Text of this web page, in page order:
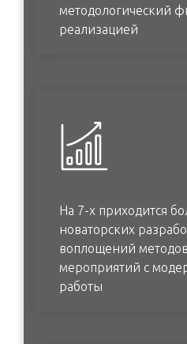
методологический
реализацией
На 7-х приходится
новаторских
воплощений
мероприятий с
работы